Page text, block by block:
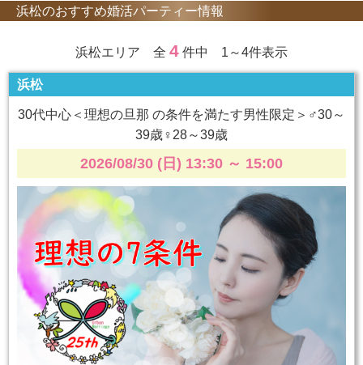
浜松のおすすめ婚活パーティー情報
浜松エリア 全 4 件中 1～4件表示
浜松
30代中心＜理想の旦那 の条件を満たす男性限定＞♂30～
39歳♀28～39歳
2026/08/30 (日) 13:30 ～ 15:00